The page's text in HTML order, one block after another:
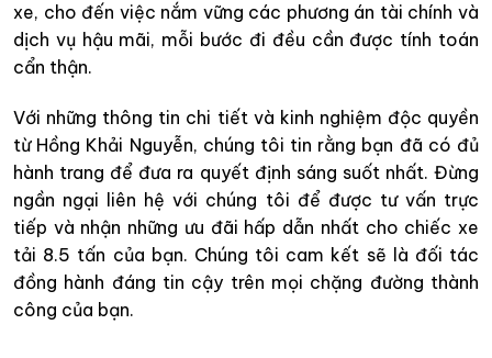
xe, cho đến việc nắm vững các phương án tài chính và
dịch vụ hậu mãi, mỗi bước đi đều cần được tính toán
cẩn thận.
Với những thông tin chi tiết và kinh nghiệm độc quyền
từ Hồng Khải Nguyễn, chúng tôi tin rằng bạn đã có đủ
hành trang để đưa ra quyết định sáng suốt nhất. Đừng
ngần ngại liên hệ với chúng tôi để được tư vấn trực
tiếp và nhận những ưu đãi hấp dẫn nhất cho chiếc xe
tải 8.5 tấn của bạn. Chúng tôi cam kết sẽ là đối tác
đồng hành đáng tin cậy trên mọi chặng đường thành
công của bạn.